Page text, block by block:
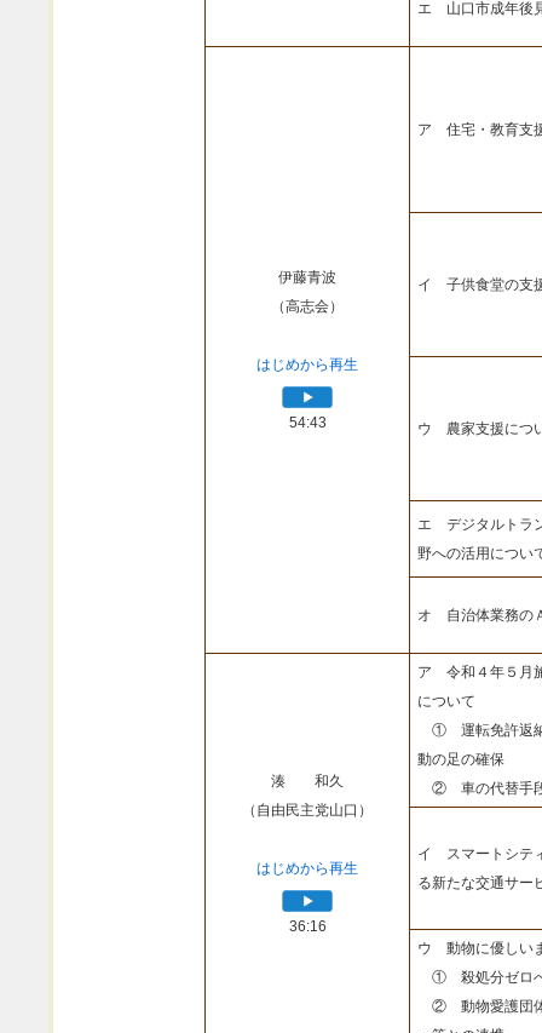
エ 山口市成年後
伊藤青波
（高志会）
はじめから再生
54:43
ア 住宅・教育支
イ 子供食堂の支
ウ 農家支援につ
エ デジタルトラ
野への活用につい
オ 自治体業務の
湊 和久
（自由民主党山口）
はじめから再生
36:16
ア 令和４年５月
について
① 運転免許返納
動の足の確保
② 車の代替手段
イ スマートシテ
る新たな交通サー
ウ 動物に優しい
① 殺処分ゼロへ
② 動物愛護団体